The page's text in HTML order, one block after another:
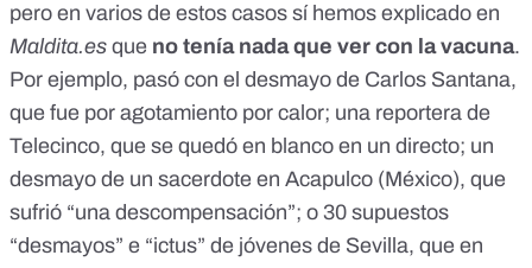
pero en varios de estos casos sí hemos explicado en
Maldita.es que no tenía nada que ver con la vacuna.
Por ejemplo, pasó con el desmayo de Carlos Santana,
que fue por agotamiento por calor; una reportera de
Telecinco, que se quedó en blanco en un directo; un
desmayo de un sacerdote en Acapulco (México), que
sufrió “una descompensación”; o 30 supuestos
“desmayos” e “ictus” de jóvenes de Sevilla, que en